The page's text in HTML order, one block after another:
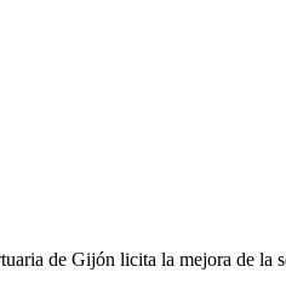
de Gijón licita la mejora de la